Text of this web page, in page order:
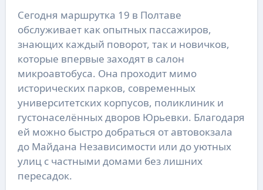
Сегодня маршрутка 19 в Полтаве
обслуживает как опытных пассажиров,
знающих каждый поворот, так и новичков,
которые впервые заходят в салон
микроавтобуса. Она проходит мимо
исторических парков, современных
университетских корпусов, поликлиник и
густонаселённых дворов Юрьевки. Благодаря
ей можно быстро добраться от автовокзала
до Майдана Независимости или до уютных
улиц с частными домами без лишних
пересадок.